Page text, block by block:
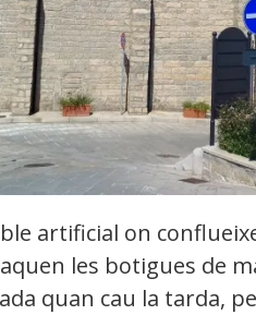
artificial on
les botigues de
quan cau la tarda,